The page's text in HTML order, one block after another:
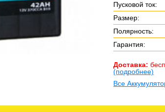
Пусковой ток:
Размер:
Полярность:
Гарантия:
Доставка:
(подробнее)
Все